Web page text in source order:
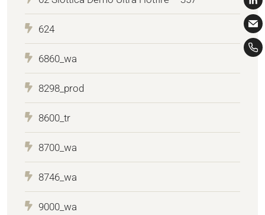
624
6860_wa
8298_prod
8600_tr
8700_wa
8746_wa
9000_wa